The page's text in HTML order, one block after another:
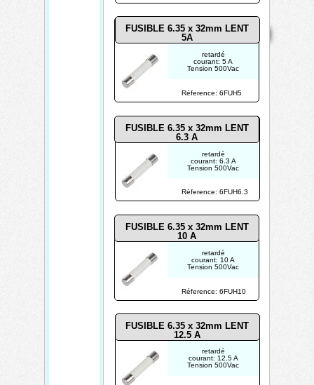
Copyright 2026
Mis à jour le
10/08/2026
Créé par
TECHTRONIK
Contact
Home
retardé
courant: 5 A
Tension 500Vac
FUSIBLE 6.35 x 32mm LENT
5A
Réference: 6FUH5
retardé
courant: 12.5 A
Tension 500Vac
FUSIBLE 6.35 x 32mm LENT
12.5 A
Réference: 6FUH6.3
Réference: 6FUH10
retardé
courant: 6.3 A
Tension 500Vac
retardé
courant: 10 A
Tension 500Vac
FUSIBLE 6.35 x 32mm LENT
6.3 A
FUSIBLE 6.35 x 32mm LENT
10 A